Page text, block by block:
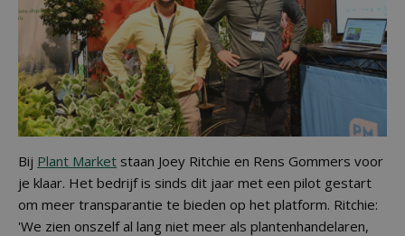
Bij Plant Market staan Joey Ritchie en Rens Gommers voor
je klaar. Het bedrijf is sinds dit jaar met een pilot gestart
om meer transparantie te bieden op het platform. Ritchie:
'We zien onszelf al lang niet meer als plantenhandelaren,